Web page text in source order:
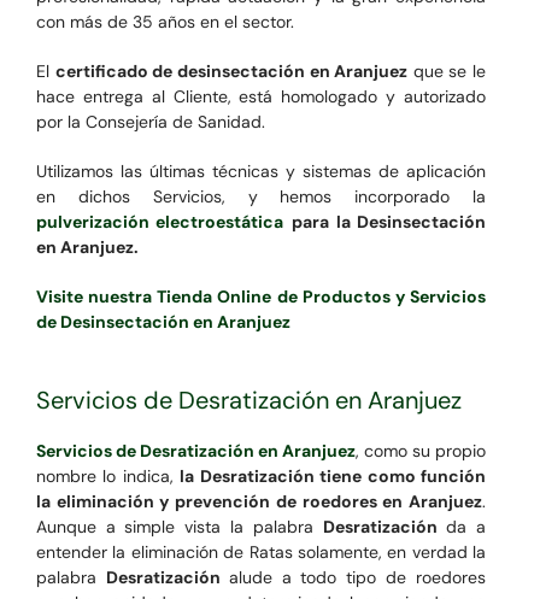
con más de 35 años en el sector.
El certificado de desinsectación en Aranjuez que se le
hace entrega al Cliente, está homologado y autorizado
por la Consejería de Sanidad.
Utilizamos las últimas técnicas y sistemas de aplicación
en dichos Servicios, y hemos incorporado la
pulverización electroestática para la Desinsectación
en Aranjuez.
Visite nuestra Tienda Online de Productos y Servicios
de Desinsectación en Aranjuez
Servicios de Desratización en Aranjuez
Servicios de Desratización en Aranjuez, como su propio
nombre lo indica, la Desratización tiene como función
la eliminación y prevención de roedores en Aranjuez.
Aunque a simple vista la palabra Desratización da a
entender la eliminación de Ratas solamente, en verdad la
palabra Desratización alude a todo tipo de roedores